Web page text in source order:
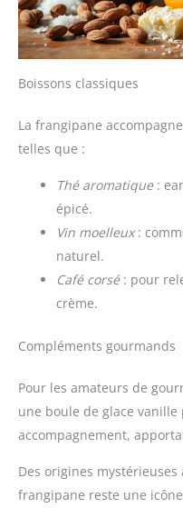
Boissons classiques
La frangipane
telles que :
Thé aromatique:
épicé.
Vin moelleux:
naturel.
Café corsé: pour
crème.
Compléments gourmands
Pour les amateurs de
une boule de glace
accompagnement,
Des origines
frangipane reste une